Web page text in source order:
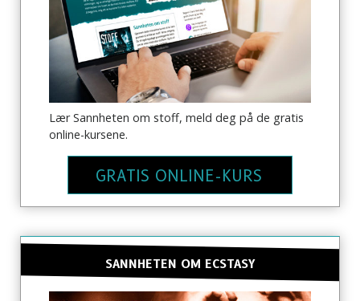
Lær Sannheten om stoff, meld deg på de gratis
online-kursene.
GRATIS ONLINE-KURS
SANNHETEN OM ECSTASY
ABONNER PÅ OPPDATERINGER OG MÅTER Å
HJELPE PÅ
Abonner påSannheten om stoff-nyheterog få